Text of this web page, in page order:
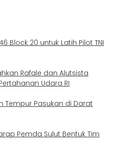
Block 20 untuk Latih Pilot TNI
Rafale dan Alutsista
Udara RI
Tempur Pasukan di Darat
Pemda Sulut Bentuk Tim